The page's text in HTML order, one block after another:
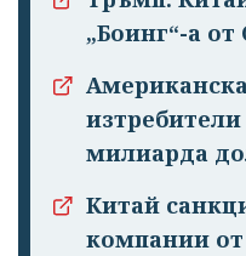
„Боинг“-а
изтребители
милиарда
Китай
компании